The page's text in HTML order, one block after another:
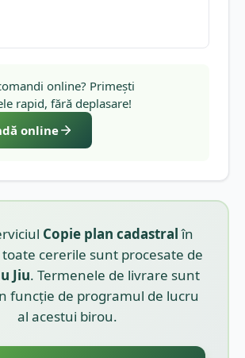
online? Primești
rapid, fără deplasare!
online
Copie plan cadastralîn
toate cererile sunt procesate de
Jiu. Termenele de livrare sunt
funcție de programul de lucru
al acestui birou.